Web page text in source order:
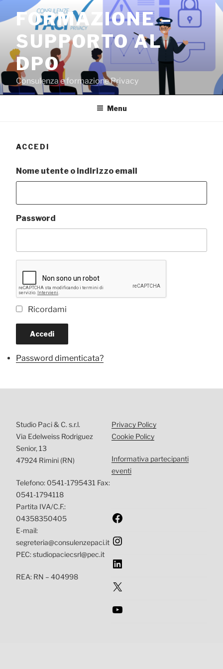
contenuto
FORMAZIONE –
SUPPORTO AL
DPO
Consulenza e formazione Privacy
Menu
ACCEDI
Nome utente o indirizzo email
Password
Ricordami
Accedi
Password dimenticata?
Studio Paci & C. s.r.l.
Via Edelweiss Rodriguez
Senior, 13
47924 Rimini (RN)
Telefono: 0541-1795431 Fax:
0541-1794118
Partita IVA/C.F.:
04358350405
E-mail:
segreteria@consulenzepaci.it
PEC: studiopaciecsrl@pec.it
REA: RN – 404998
Privacy Policy
Cookie Policy
Informativa partecipanti
eventi